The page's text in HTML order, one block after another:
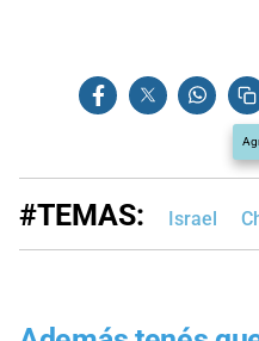
#TEMAS: Israel